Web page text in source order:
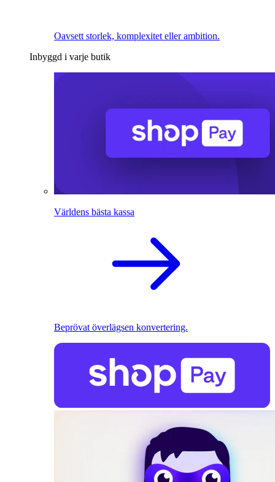
Oavsett storlek, komplexitet eller ambition.
Inbyggd i varje butik
Världens bästa kassa
Beprövat överlägsen konvertering.